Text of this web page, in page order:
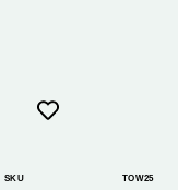
SKU TOW25